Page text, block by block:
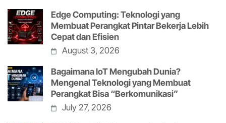
Edge Computing: Teknologi yang
Membuat Perangkat Pintar Bekerja Lebih
Cepat dan Efisien
August 3, 2026
Bagaimana IoT Mengubah Dunia?
Mengenal Teknologi yang Membuat
Perangkat Bisa “Berkomunikasi”
July 27, 2026